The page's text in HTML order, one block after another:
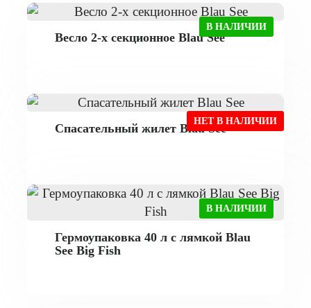
В НАЛИЧИИ
Весло 2-х секционное Blau See
НЕТ В НАЛИЧИИ
Спасательный жилет Blau See
В НАЛИЧИИ
Гермоупаковка 40 л с лямкой Blau
See Big Fish